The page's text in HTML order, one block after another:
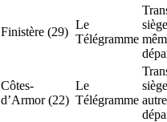
Finistère (29)
Le
Télégramme
Côtes-
d’Armor (22)
Le
Télégramme autre